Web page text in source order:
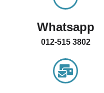
Whatsapp
012-515 3802